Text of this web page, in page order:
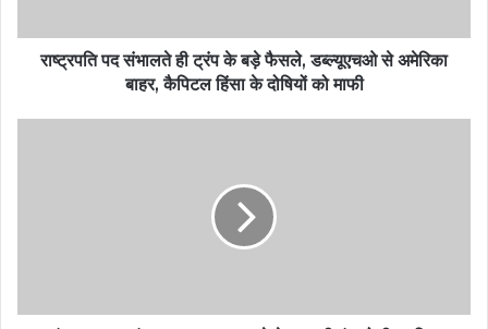
राष्ट्रपति पद संभालते ही ट्रंप के बड़े फैसले, डब्ल्यूएचओ से अमेरिका
बाहर, कैपिटल हिंसा के दोषियों को माफी